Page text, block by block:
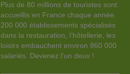
Plus de 80 millions de touristes sont
accueillis en France chaque année.
200 000 établissements spécialisés
dans la restauration, l’hôtellerie, les
loisirs embauchent environ 860 000
salariés. Devenez l’un deux !